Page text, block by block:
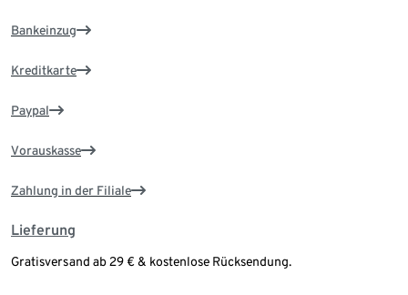
Bankeinzug
Kreditkarte
Paypal
Vorauskasse
Zahlung in der Filiale
Lieferung
Gratisversand ab 29 € & kostenlose Rücksendung.